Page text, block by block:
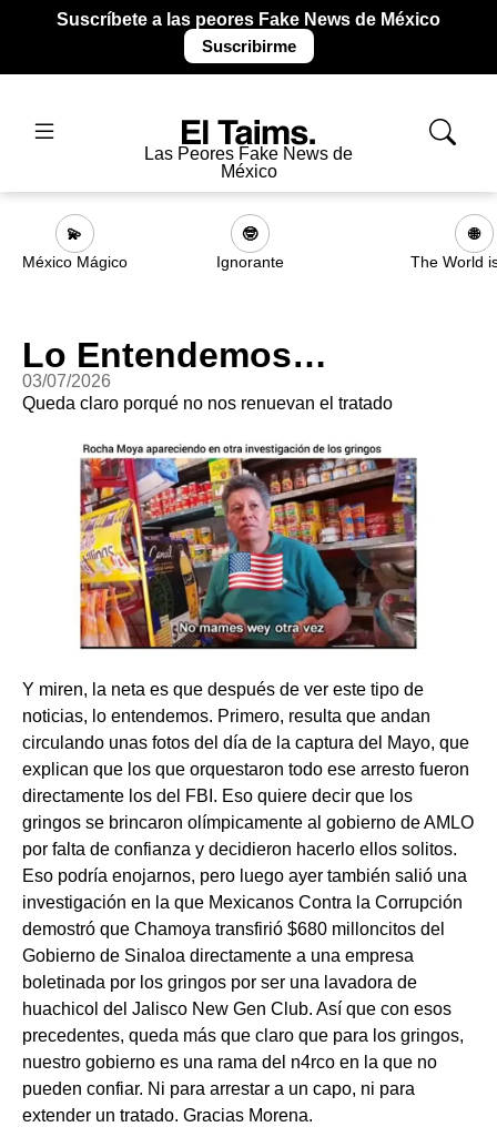
Suscríbete a las peores Fake News de México
Suscribirme
Las Peores Fake News de
México
💫
México Mágico
🤓
Ignorante
🌐
The World
Lo Entendemos…
03/07/2026
Queda claro porqué no nos renuevan el tratado
Y miren, la neta es que después de ver este tipo de
noticias, lo entendemos. Primero, resulta que andan
circulando unas fotos del día de la captura del Mayo, que
explican que los que orquestaron todo ese arresto fueron
directamente los del FBI. Eso quiere decir que los
gringos se brincaron olímpicamente al gobierno de AMLO
por falta de confianza y decidieron hacerlo ellos solitos.
Eso podría enojarnos, pero luego ayer también salió una
investigación en la que Mexicanos Contra la Corrupción
demostró que Chamoya transfirió $680 milloncitos del
Gobierno de Sinaloa directamente a una empresa
boletinada por los gringos por ser una lavadora de
huachicol del Jalisco New Gen Club. Así que con esos
precedentes, queda más que claro que para los gringos,
nuestro gobierno es una rama del n4rco en la que no
pueden confiar. Ni para arrestar a un capo, ni para
extender un tratado. Gracias Morena.